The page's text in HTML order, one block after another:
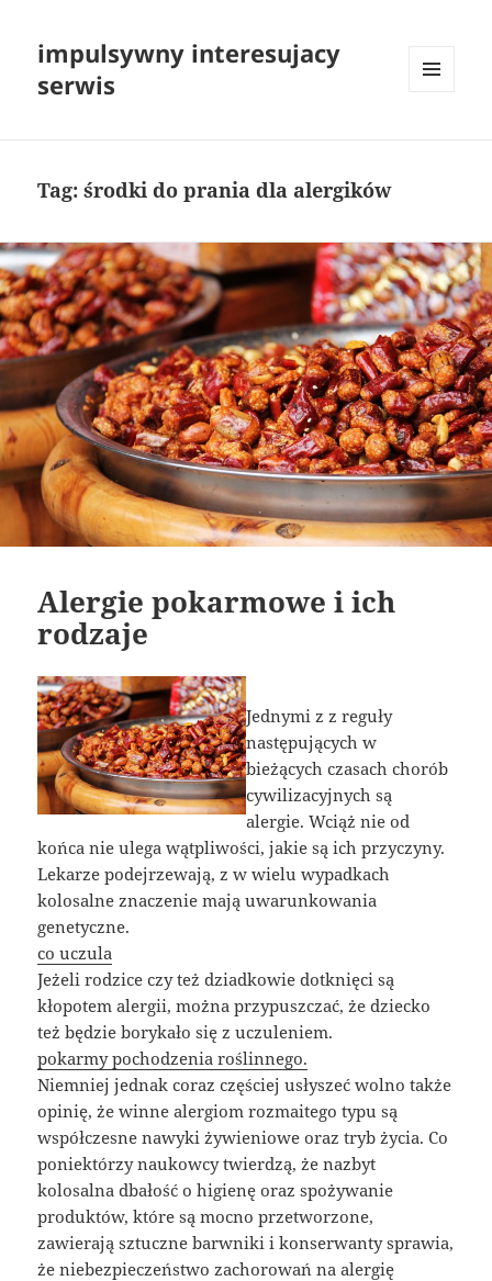
impulsywny interesujacy
serwis
Tag:środki do prania dla alergików
Alergie pokarmowe i ich
rodzaje
Jednymi z z reguły
następujących w
bieżących czasach chorób
cywilizacyjnych są
alergie. Wciąż nie od
końca nie ulega wątpliwości, jakie są ich przyczyny.
Lekarze podejrzewają, z w wielu wypadkach
kolosalne znaczenie mają uwarunkowania
genetyczne.
co uczula
Jeżeli rodzice czy też dziadkowie dotknięci są
kłopotem alergii, można przypuszczać, że dziecko
też będzie borykało się z uczuleniem.
pokarmy pochodzenia roślinnego.
Niemniej jednak coraz częściej usłyszeć wolno także
opinię, że winne alergiom rozmaitego typu są
współczesne nawyki żywieniowe oraz tryb życia. Co
poniektórzy naukowcy twierdzą, że nazbyt
kolosalna dbałość o higienę oraz spożywanie
produktów, które są mocno przetworzone,
zawierają sztuczne barwniki i konserwanty sprawia,
że niebezpieczeństwo zachorowań na alergię